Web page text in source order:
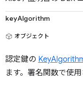
keyAlgorithm
オブジェクト
認定鍵の
ます。署名関数で使